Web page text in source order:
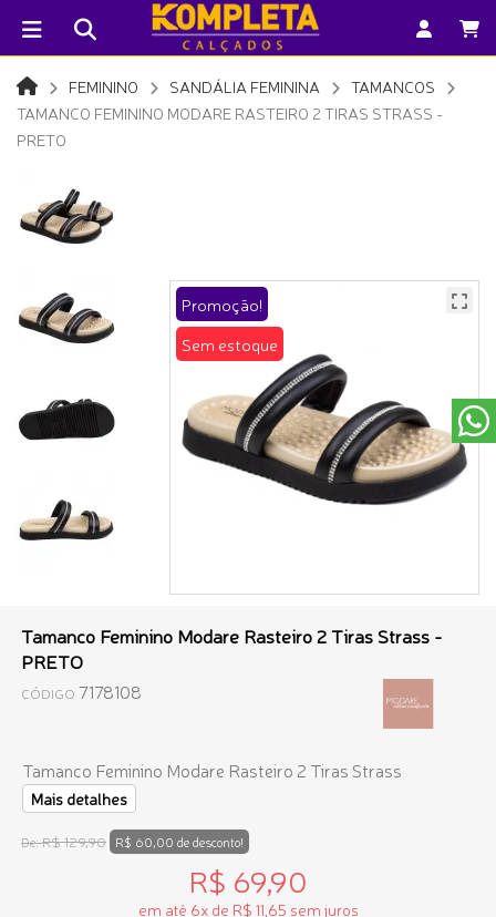
FEMININO SANDÁLIA FEMININA
TAMANCOS
TAMANCO FEMININO MODARE RASTEIRO 2 TIRAS STRASS -
PRETO
Promoção!
Sem estoque
Tamanco Feminino Modare Rasteiro 2 Tiras Strass -
PRETO
CÓDIGO 7178108
Tamanco Feminino Modare Rasteiro 2 Tiras Strass
Mais detalhes
De:R$ 129,90 R$ 60,00 de desconto!
R$ 69,90
em até 6x de R$ 11,65 sem juros